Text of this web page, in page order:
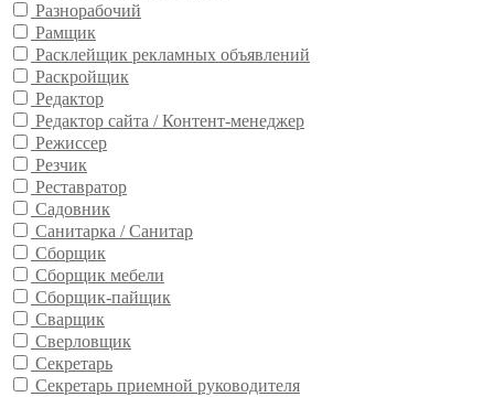
Разнорабочий
Рамщик
Расклейщик рекламных объявлений
Раскройщик
Редактор
Редактор сайта / Контент-менеджер
Режиссер
Резчик
Реставратор
Садовник
Санитарка / Санитар
Сборщик
Сборщик мебели
Сборщик-пайщик
Сварщик
Сверловщик
Секретарь
Секретарь приемной руководителя